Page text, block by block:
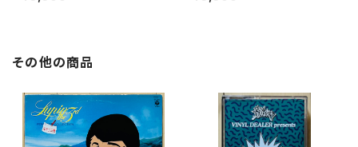
その他の商品